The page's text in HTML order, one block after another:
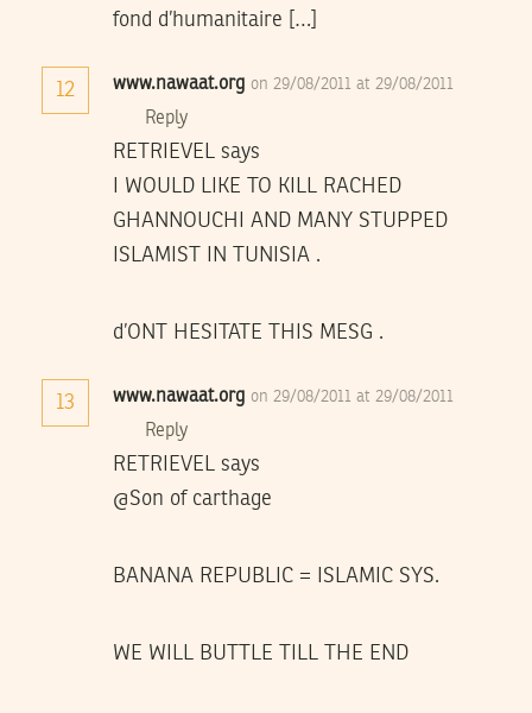
fond d’humanitaire […]
12 www.nawaat.org on 29/08/2011 at 29/08/2011
Reply
RETRIEVEL says
I WOULD LIKE TO KILL RACHED
GHANNOUCHI AND MANY STUPPED
ISLAMIST IN TUNISIA .
d’ONT HESITATE THIS MESG .
13 www.nawaat.org on 29/08/2011 at 29/08/2011
Reply
RETRIEVEL says
@Son of carthage
BANANA REPUBLIC = ISLAMIC SYS.
WE WILL BUTTLE TILL THE END